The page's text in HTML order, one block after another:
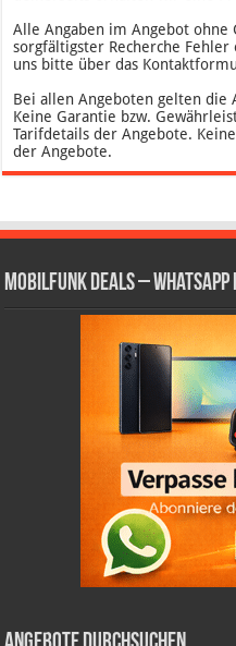
Alle Angaben im Angebot ohne
sorgfältigster Recherche
uns bitte über das
Bei allen Angeboten gelten die
Keine Garantie bzw.
Tarifdetails der Angebote.
der Angebote.
Mobilfunk Deals – WhatsApp